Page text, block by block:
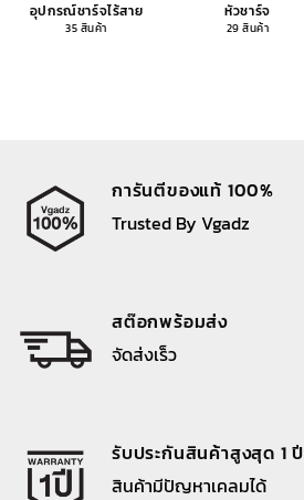
อุปกรณ์ชาร์จไร้สาย
35 สินค้า
หัวชาร์จ
29 สินค้า
การันตีของแท้ 100%
Trusted By Vgadz
สต๊อกพร้อมส่ง
จัดส่งเร็ว
รับประกันสินค้าสูงสุด 1 ปี
สินค้ามีปัญหาเคลมได้